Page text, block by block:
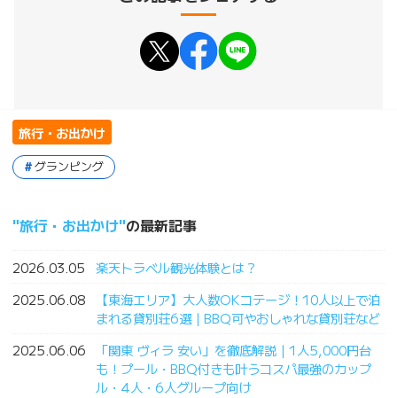
旅行・お出かけ
グランピング
旅行・お出かけ の最新記事
2026.03.05
楽天トラベル観光体験とは？
2025.06.08
【東海エリア】大人数OKコテージ！10人以上で泊
まれる貸別荘6選｜BBQ可やおしゃれな貸別荘など
2025.06.06
「関東 ヴィラ 安い」を徹底解説｜1人5,000円台
も！プール・BBQ付きも叶うコスパ最強のカップ
ル・4人・6人グループ向け